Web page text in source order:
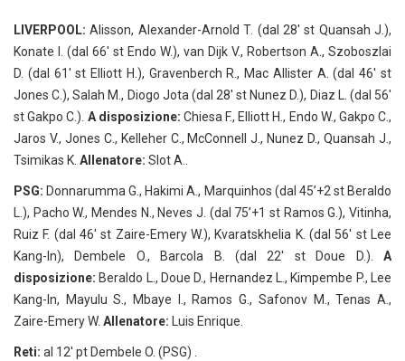
LIVERPOOL: Alisson, Alexander-Arnold T. (dal 28′ st Quansah J.),
Konate I. (dal 66′ st Endo W.), van Dijk V., Robertson A., Szoboszlai
D. (dal 61′ st Elliott H.), Gravenberch R., Mac Allister A. (dal 46′ st
Jones C.), Salah M., Diogo Jota (dal 28′ st Nunez D.), Diaz L. (dal 56′
st Gakpo C.). A disposizione: Chiesa F., Elliott H., Endo W., Gakpo C.,
Jaros V., Jones C., Kelleher C., McConnell J., Nunez D., Quansah J.,
Tsimikas K. Allenatore: Slot A..
PSG: Donnarumma G., Hakimi A., Marquinhos (dal 45’+2 st Beraldo
L.), Pacho W., Mendes N., Neves J. (dal 75’+1 st Ramos G.), Vitinha,
Ruiz F. (dal 46′ st Zaire-Emery W.), Kvaratskhelia K. (dal 56′ st Lee
Kang-In), Dembele O., Barcola B. (dal 22′ st Doue D.). A
disposizione: Beraldo L., Doue D., Hernandez L., Kimpembe P., Lee
Kang-In, Mayulu S., Mbaye I., Ramos G., Safonov M., Tenas A.,
Zaire-Emery W. Allenatore: Luis Enrique.
Reti: al 12′ pt Dembele O. (PSG) .